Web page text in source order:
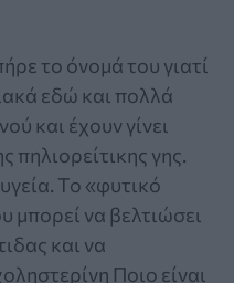
το όνομά του γιατί
εδώ και πολλά
και έχουν γίνει
πηλιορείτικης γης.
Το «φυτικό
να βελτιώσει
και να
Ποιο είναι